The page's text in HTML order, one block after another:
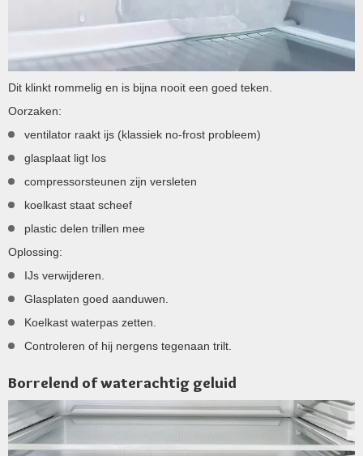
Dit klinkt rommelig en is bijna nooit een goed teken.
Oorzaken:
ventilator raakt ijs (klassiek no-frost probleem)
glasplaat ligt los
compressorsteunen zijn versleten
koelkast staat scheef
plastic delen trillen mee
Oplossing:
IJs verwijderen.
Glasplaten goed aanduwen.
Koelkast waterpas zetten.
Controleren of hij nergens tegenaan trilt.
Borrelend of waterachtig geluid